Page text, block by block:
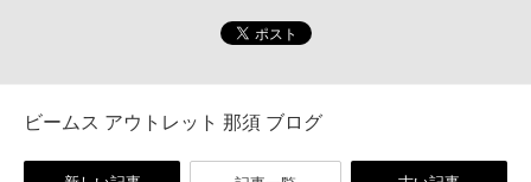
ビームス アウトレット 那須 ブログ